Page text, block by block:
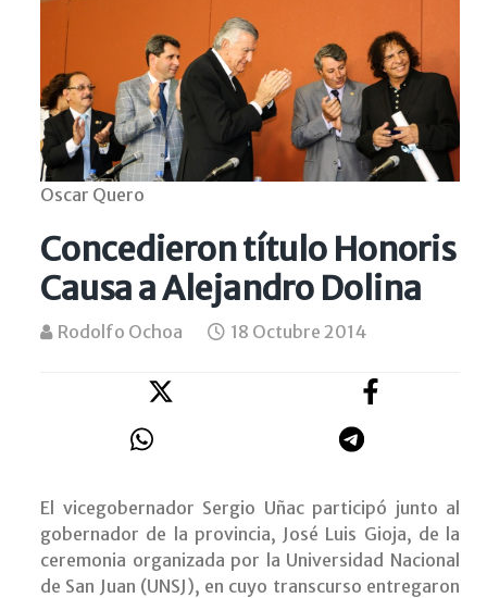
Oscar Quero
Concedieron título Honoris
Causa a Alejandro Dolina
Rodolfo Ochoa 18 Octubre 2014
El vicegobernador Sergio Uñac participó junto al
gobernador de la provincia, José Luis Gioja, de la
ceremonia organizada por la Universidad Nacional
de San Juan (UNSJ), en cuyo transcurso entregaron